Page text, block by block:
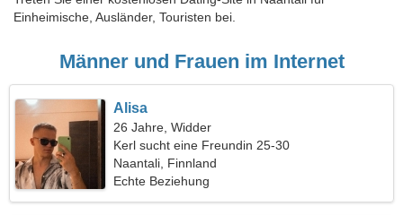
Einheimische, Ausländer, Touristen bei.
Männer und Frauen im Internet
Alisa
26 Jahre, Widder
Kerl sucht eine Freundin 25-30
Naantali, Finnland
Echte Beziehung